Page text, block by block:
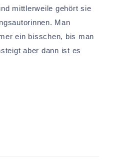
mittlerweile gehört sie
Man
ein bisschen, bis man
aber dann ist es